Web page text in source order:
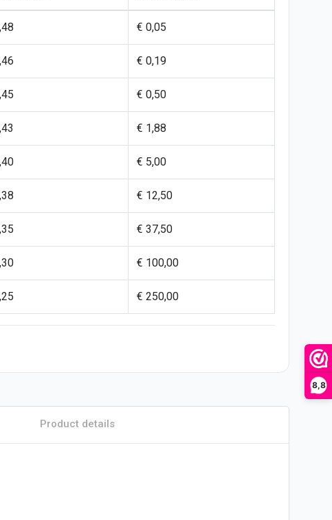
8,8
€ 0,05
€ 0,19
€ 0,50
€ 1,88
€ 5,00
€ 12,50
€ 37,50
€ 100,00
€ 250,00
Product details